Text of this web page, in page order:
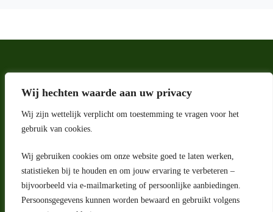
Wij hechten waarde aan uw privacy
Wij zijn wettelijk verplicht om toestemming te vragen voor het
gebruik van cookies.
Wij gebruiken cookies om onze website goed te laten werken,
statistieken bij te houden en om jouw ervaring te verbeteren –
bijvoorbeeld via e-mailmarketing of persoonlijke aanbiedingen.
Persoonsgegevens kunnen worden bewaard en gebruikt volgens
Adres
Riga 4 E
2993 LW Barendrecht